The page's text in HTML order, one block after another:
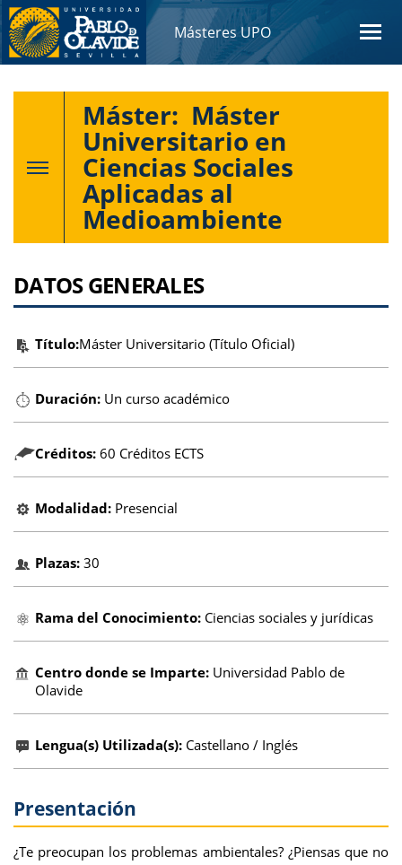
Másteres UPO
Máster: Máster
Universitario en
Ciencias Sociales
Aplicadas al
Medioambiente
DATOS GENERALES
Título:Máster Universitario (Título Oficial)
Duración: Un curso académico
Créditos: 60 Créditos ECTS
Modalidad: Presencial
Plazas: 30
Rama del Conocimiento: Ciencias sociales y jurídicas
Centro donde se Imparte: Universidad Pablo de
Olavide
Lengua(s) Utilizada(s): Castellano / Inglés
Presentación
¿Te preocupan los problemas ambientales? ¿Piensas que no